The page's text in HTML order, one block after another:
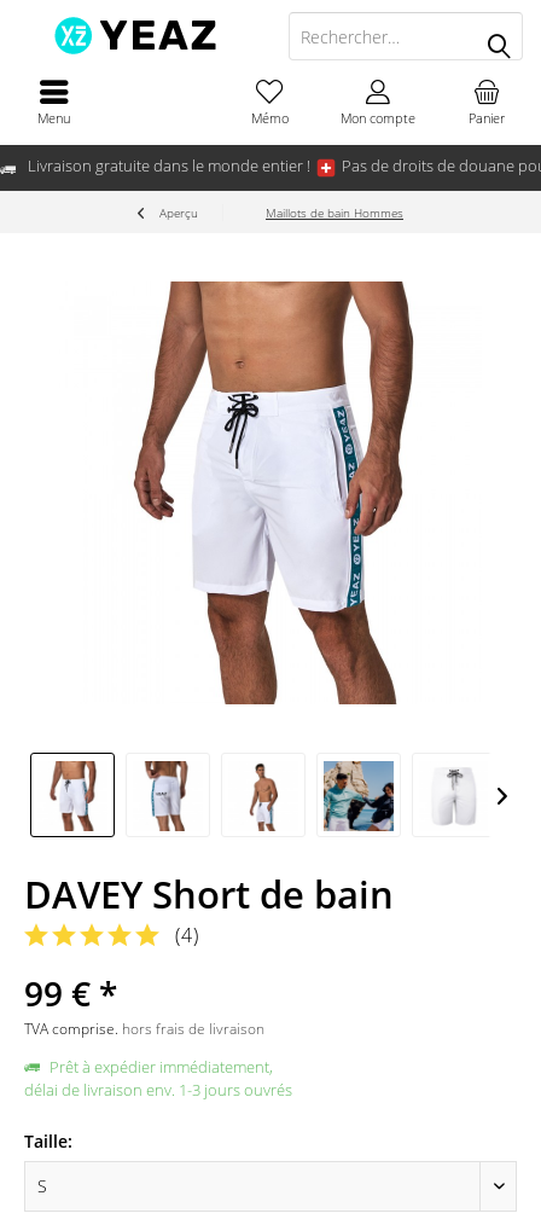
Livraison gratuite dans le monde entier ! Pas de droits de douane
Menu Panier
Mémo Mon compte
Aperçu Maillots de bain Hommes
DAVEY Short de bain
(4)
99 € *
TVA comprise. hors frais de livraison
Prêt à expédier immédiatement,
délai de livraison env. 1-3 jours ouvrés
Taille: